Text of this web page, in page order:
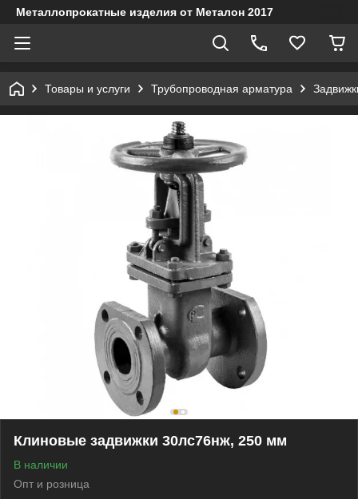
Металлопрокатные изделия от Металон 2017
Товары и услуги Трубопроводная арматура
Клиновые задвижки 30лс76нж, 250 мм
В наличии
Опт и розница